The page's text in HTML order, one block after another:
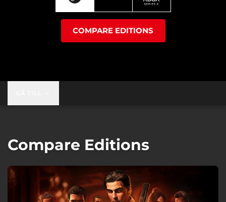
COMPARE EDITIONS
Compare Editions